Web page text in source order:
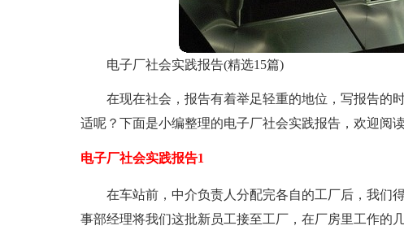
电子厂社会实践报告(精选15篇)
在现在社会，报告有着举足轻重的地位，写报告的
适呢？下面是小编整理的电子厂社会实践报告，欢迎阅读
电子厂社会实践报告1
在车站前，中介负责人分配完各自的工厂后，我们
事部经理将我们这批新员工接至工厂，在厂房里工作的